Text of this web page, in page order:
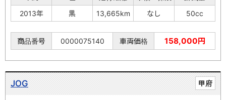
2013年
黒 13,665km なし 50cc
商品番号 0000075140 車両価格 158,000円
甲府
JOG